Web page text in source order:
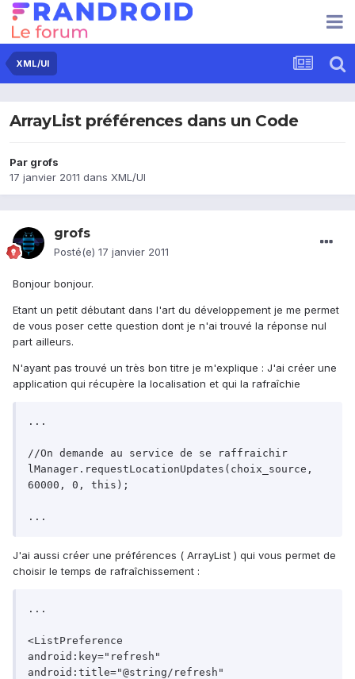
XML/UI
ArrayList préférences dans un Code
Par grofs
17 janvier 2011 dans XML/UI
grofs
Posté(e) 17 janvier 2011
Bonjour bonjour.
Etant un petit débutant dans l'art du développement je me permet
de vous poser cette question dont je n'ai trouvé la réponse nul
part ailleurs.
N'ayant pas trouvé un très bon titre je m'explique : J'ai créer une
application qui récupère la localisation et qui la rafraîchie
...
//On demande au service de se raffraichir
lManager.requestLocationUpdates(choix_source,
60000, 0, this);
...
J'ai aussi créer une préférences ( ArrayList ) qui vous permet de
choisir le temps de rafraîchissement :
...
<ListPreference
android:key="refresh"
android:title="@string/refresh"